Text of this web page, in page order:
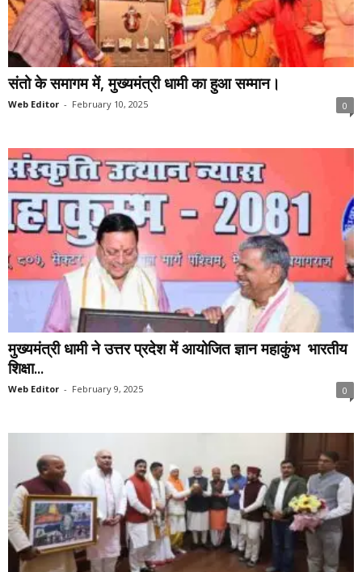
संतो के समागम में, मुख्यमंत्री धामी का हुआ सम्मान।
Web Editor - February 10, 2025 0
मुख्यमंत्री धामी ने उत्तर प्रदेश में आयोजित ज्ञान महाकुंभ भारतीय
शिक्षा...
Web Editor - February 9, 2025 0